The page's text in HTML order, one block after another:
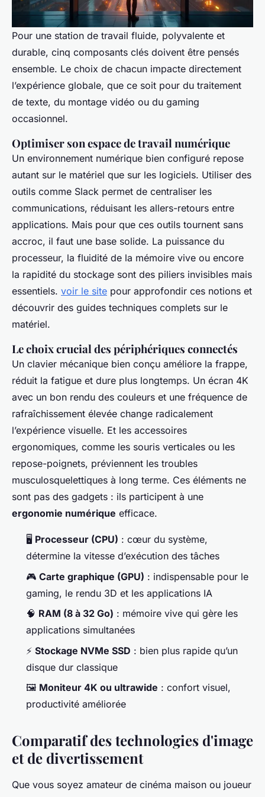
Pour une station de travail fluide, polyvalente et
durable, cinq composants clés doivent être pensés
ensemble. Le choix de chacun impacte directement
l’expérience globale, que ce soit pour du traitement
de texte, du montage vidéo ou du gaming
occasionnel.
Optimiser son espace de travail numérique
Un environnement numérique bien configuré repose
autant sur le matériel que sur les logiciels. Utiliser des
outils comme Slack permet de centraliser les
communications, réduisant les allers-retours entre
applications. Mais pour que ces outils tournent sans
accroc, il faut une base solide. La puissance du
processeur, la fluidité de la mémoire vive ou encore
la rapidité du stockage sont des piliers invisibles mais
essentiels. voir le site pour approfondir ces notions et
découvrir des guides techniques complets sur le
matériel.
Le choix crucial des périphériques connectés
Un clavier mécanique bien conçu améliore la frappe,
réduit la fatigue et dure plus longtemps. Un écran 4K
avec un bon rendu des couleurs et une fréquence de
rafraîchissement élevée change radicalement
l’expérience visuelle. Et les accessoires
ergonomiques, comme les souris verticales ou les
repose-poignets, préviennent les troubles
musculosquelettiques à long terme. Ces éléments ne
sont pas des gadgets : ils participent à une
ergonomie numérique efficace.
🖥️ Processeur (CPU) : cœur du système,
détermine la vitesse d’exécution des tâches
🎮 Carte graphique (GPU) : indispensable pour le
gaming, le rendu 3D et les applications IA
🧠 RAM (8 à 32 Go) : mémoire vive qui gère les
applications simultanées
⚡ Stockage NVMe SSD : bien plus rapide qu’un
disque dur classique
🖼️ Moniteur 4K ou ultrawide : confort visuel,
productivité améliorée
Comparatif des technologies d'image
et de divertissement
Que vous soyez amateur de cinéma maison ou joueur